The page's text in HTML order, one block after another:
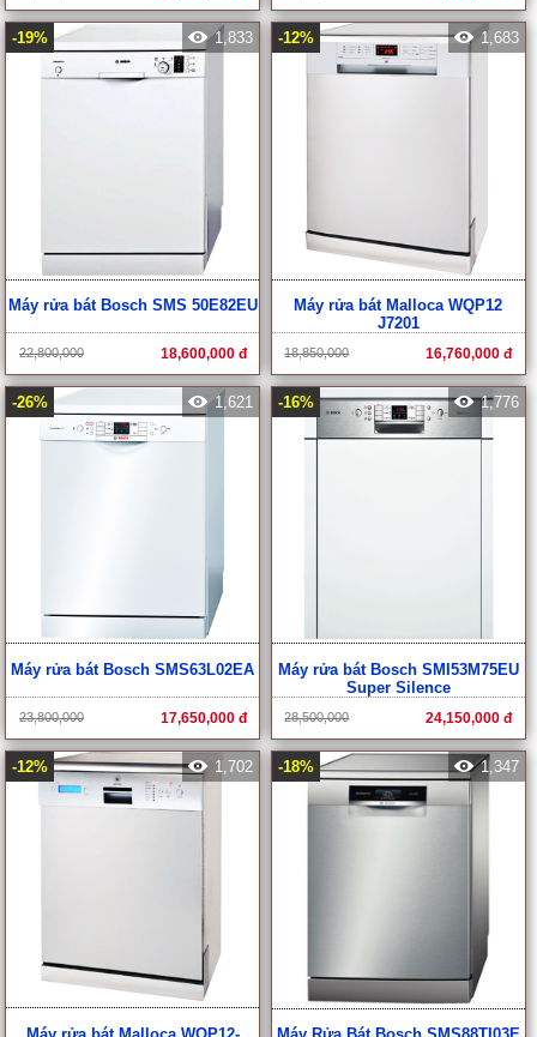
-19% 1,833
Máy rửa bát Bosch SMS 50E82EU
22,800,000 18,600,000 đ
-12% 1,683
Máy rửa bát Malloca WQP12
J7201
18,850,000 16,760,000 đ
-26% 1,621
Máy rửa bát Bosch SMS63L02EA
23,800,000 17,650,000 đ
-16% 1,776
Máy rửa bát Bosch SMI53M75EU
Super Silence
28,500,000 24,150,000 đ
-12% 1,702
Máy rửa bát Malloca WQP12-
-18% 1,347